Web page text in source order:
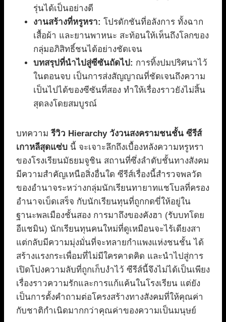
รุ่นได้เป็นอย่างดี
งานสร้างที่หรูหรา: โปรดักชันที่อลังการ ทั้งฉาก
เสื้อผ้า และยานพาหนะ สะท้อนให้เห็นถึงโลกของ
กลุ่มอภิสิทธิ์ชนได้อย่างชัดเจน
บทสรุปที่นำไปสู่ซีซันถัดไป: การทิ้งปมปริศนาไว้
ในตอนจบ เป็นการส่งสัญญาณที่ชัดเจนถึงความ
เป็นไปได้ของซีซันที่สอง ทำให้เรื่องราวยังไม่สิ้น
สุดลงโดยสมบูรณ์
บทความรีวิว Hierarchy วังวนสงครามชนชั้น ซีรีส์
เกาหลีสุดแซ่บ นี้ จะเจาะลึกถึงเบื้องหลังความหรูหรา
ของโรงเรียนมัธยมจูชิน สถานที่ซึ่งลำดับชั้นทางสังคม
มีความสำคัญเหนือสิ่งอื่นใด ซีรีส์เรื่องนี้สำรวจพลวัต
ของอำนาจระหว่างกลุ่มนักเรียนทายาทแชโบลที่ครอง
อำนาจเบ็ดเสร็จ กับนักเรียนทุนที่ถูกกดขี่ให้อยู่ใน
ฐานะพลเมืองชั้นสอง การมาถึงของคังฮา (รับบทโดย
อีแชมิน) นักเรียนทุนคนใหม่ที่ดูเหมือนจะไร้เดียงสา
แต่กลับมีความมุ่งมั่นที่จะทลายกำแพงแห่งชนชั้น ได้
สร้างแรงกระเพื่อมที่ไม่มีใครคาดคิด และนำไปสู่การ
เปิดโปงความลับที่ถูกเก็บงำไว้ ซีรีส์นี้จึงไม่ได้เป็นเพียง
เรื่องราวความรักและการแก้แค้นในโรงเรียน แต่ยัง
เป็นการตั้งคำถามต่อโครงสร้างทางสังคมที่ให้คุณค่า
กับชาติกำเนิดมากกว่าคุณค่าของความเป็นมนุษย์